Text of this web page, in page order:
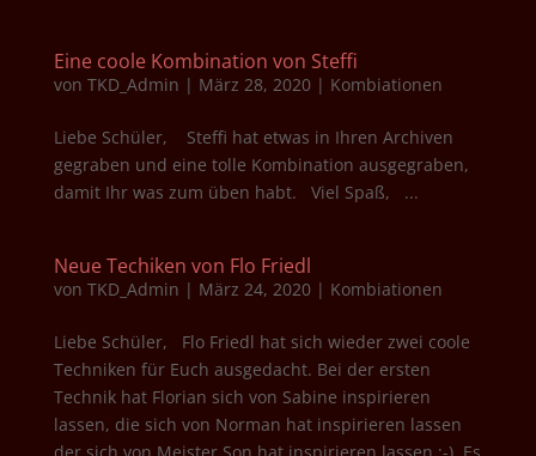
Eine coole Kombination von Steffi
von TKD_Admin | März 28, 2020| Kombiationen
Liebe Schüler, Steffi hat etwas in Ihren Archiven
gegraben und eine tolle Kombination ausgegraben,
damit Ihr was zum üben habt. Viel Spaß, ...
Neue Techiken von Flo Friedl
von TKD_Admin | März 24, 2020| Kombiationen
Liebe Schüler, Flo Friedl hat sich wieder zwei coole
Techniken für Euch ausgedacht. Bei der ersten
Technik hat Florian sich von Sabine inspirieren
lassen, die sich von Norman hat inspirieren lassen